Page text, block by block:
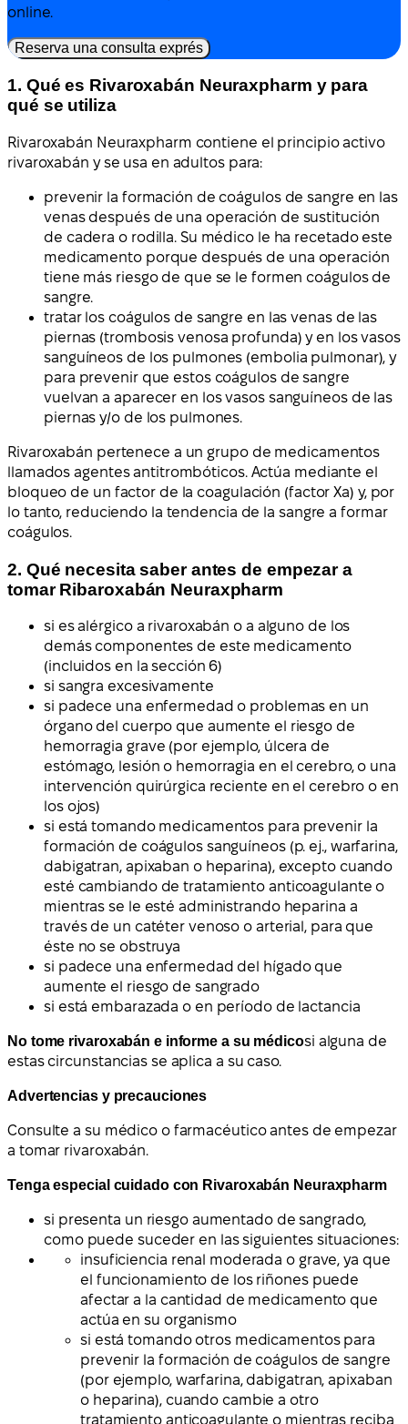
online.
Reserva una consulta exprés
1. Qué es Rivaroxabán Neuraxpharm y para
qué se utiliza
Rivaroxabán Neuraxpharm contiene el principio activo
rivaroxabán y se usa en adultos para:
prevenir la formación de coágulos de sangre en las
venas después de una operación de sustitución
de cadera o rodilla. Su médico le ha recetado este
medicamento porque después de una operación
tiene más riesgo de que se le formen coágulos de
sangre.
tratar los coágulos de sangre en las venas de las
piernas (trombosis venosa profunda) y en los vasos
sanguíneos de los pulmones (embolia pulmonar), y
para prevenir que estos coágulos de sangre
vuelvan a aparecer en los vasos sanguíneos de las
piernas y/o de los pulmones.
Rivaroxabán pertenece a un grupo de medicamentos
llamados agentes antitrombóticos. Actúa mediante el
bloqueo de un factor de la coagulación (factor Xa) y, por
lo tanto, reduciendo la tendencia de la sangre a formar
coágulos.
2. Qué necesita saber antes de empezar a
tomar Ribaroxabán Neuraxpharm
si es alérgico a rivaroxabán o a alguno de los
demás componentes de este medicamento
(incluidos en la sección 6)
si sangra excesivamente
si padece una enfermedad o problemas en un
órgano del cuerpo que aumente el riesgo de
hemorragia grave (por ejemplo, úlcera de
estómago, lesión o hemorragia en el cerebro, o una
intervención quirúrgica reciente en el cerebro o en
los ojos)
si está tomando medicamentos para prevenir la
formación de coágulos sanguíneos (p. ej., warfarina,
dabigatran, apixaban o heparina), excepto cuando
esté cambiando de tratamiento anticoagulante o
mientras se le esté administrando heparina a
través de un catéter venoso o arterial, para que
éste no se obstruya
si padece una enfermedad del hígado que
aumente el riesgo de sangrado
si está embarazada o en período de lactancia
No tome rivaroxabán e informe a su médicosi alguna de
estas circunstancias se aplica a su caso.
Advertencias y precauciones
Consulte a su médico o farmacéutico antes de empezar
a tomar rivaroxabán.
Tenga especial cuidado con Rivaroxabán Neuraxpharm
si presenta un riesgo aumentado de sangrado,
como puede suceder en las siguientes situaciones:
insuficiencia renal moderada o grave, ya que
el funcionamiento de los riñones puede
afectar a la cantidad de medicamento que
actúa en su organismo
si está tomando otros medicamentos para
prevenir la formación de coágulos de sangre
(por ejemplo, warfarina, dabigatran, apixaban
o heparina), cuando cambie a otro
tratamiento anticoagulante o mientras reciba